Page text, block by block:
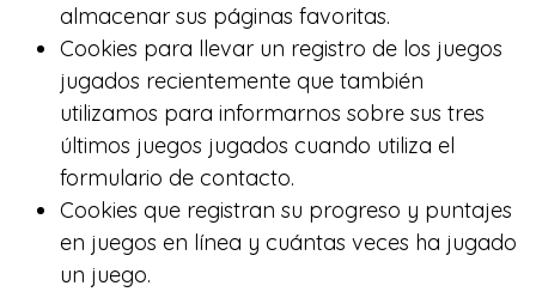
almacenar sus páginas favoritas.
Cookies para llevar un registro de los juegos
jugados recientemente que también
utilizamos para informarnos sobre sus tres
últimos juegos jugados cuando utiliza el
formulario de contacto.
Cookies que registran su progreso y puntajes
en juegos en línea y cuántas veces ha jugado
un juego.